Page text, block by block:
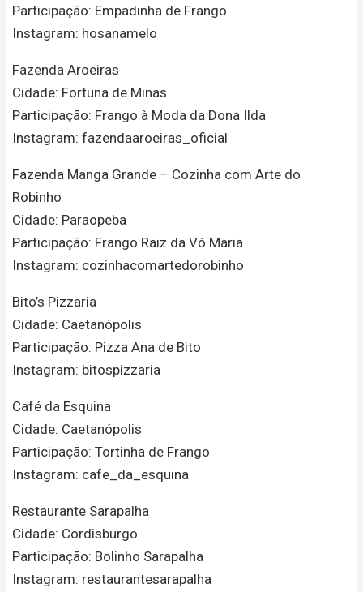
Participação: Empadinha de Frango
Instagram: hosanamelo
Fazenda Aroeiras
Cidade: Fortuna de Minas
Participação: Frango à Moda da Dona Ilda
Instagram: fazendaaroeiras_oficial
Fazenda Manga Grande – Cozinha com Arte do
Robinho
Cidade: Paraopeba
Participação: Frango Raiz da Vó Maria
Instagram: cozinhacomartedorobinho
Bito’s Pizzaria
Cidade: Caetanópolis
Participação: Pizza Ana de Bito
Instagram: bitospizzaria
Café da Esquina
Cidade: Caetanópolis
Participação: Tortinha de Frango
Instagram: cafe_da_esquina
Restaurante Sarapalha
Cidade: Cordisburgo
Participação: Bolinho Sarapalha
Instagram: restaurantesarapalha